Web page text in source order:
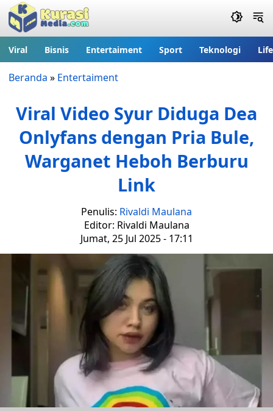
Viral Bisnis Entertaiment Sport Teknologi
Beranda » Entertaiment
Viral Video Syur Diduga Dea
Onlyfans dengan Pria Bule,
Warganet Heboh Berburu
Link
Penulis: Rivaldi Maulana
Editor: Rivaldi Maulana
Jumat, 25 Jul 2025 - 17:11